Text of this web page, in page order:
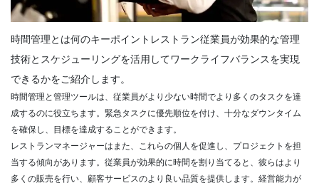
時間管理とは何のキーポイントレストラン従業員が効果的な管理
技術とスケジューリングを活用してワークライフバランスを実現
できるかをご紹介します。
時間管理と管理ツールは、従業員がより少ない時間でより多くのタスクを達
成するのに役立ちます。緊急タスクに優先順位を付け、十分なダウンタイム
を確保し、目標を達成することができます。
レストランマネージャーはまた、これらの個人を促進し、プロジェクトを担
当する傾向があります。従業員が効果的に時間を割り当てると、彼らはより
多くの販売を行い、顧客サービスのより良い品質を提供します。経営能力が